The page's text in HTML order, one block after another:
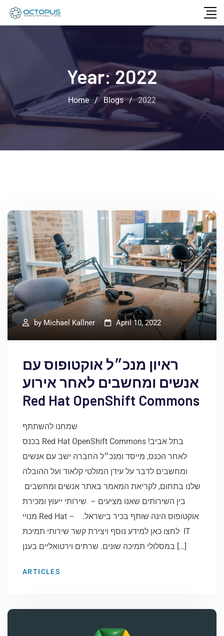
Year:2022
Home / Blogs / 2022
by Michael Kallner April 10, 2022
ראיון מנכ״ל אוקטופוס עם
אנשים ומחשבים לאחר אירוע
Red Hat OpenShift Commons
שמחנו להשתתף
בכנס Red Hat OpenShift Commons בתל אביב!
לאחר הכנס, מייסד ומנכ״ל החברה ישב עם אנשים
ומחשבים לדבר על עידן המולטי קלאוד ועל ההובלה
שלנו בתחום, לקריאת המאמר באתר אנשים ומחשבים ​​​​​​​
בין השירותים שאנו מציעים – שירותי ייעוץ ומכירת
מנויי Red Hat – אוקטופוס הינה שותף בכיר בישראל.
לחצו כאן למידע נוסף ויצירת קשר שירותי תמיכת IT
במסלולי תמיכה שונים. שרתים וירטואליים בענן […]
ARTICLES